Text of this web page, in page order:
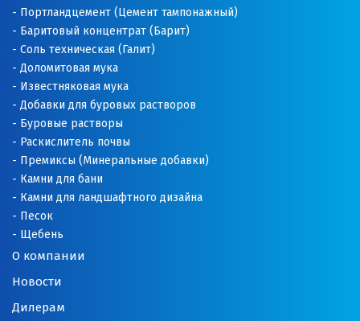
О компании
Новости
Дилерам
Портландцемент (Цемент тампонажный)
Баритовый концентрат (Барит)
Соль техническая (Галит)
Доломитовая мука
Известняковая мука
Добавки для буровых растворов
Буровые растворы
Раскислитель почвы
Премиксы (Минеральные добавки)
Камни для бани
Камни для ландшафтного дизайна
Песок
Щебень